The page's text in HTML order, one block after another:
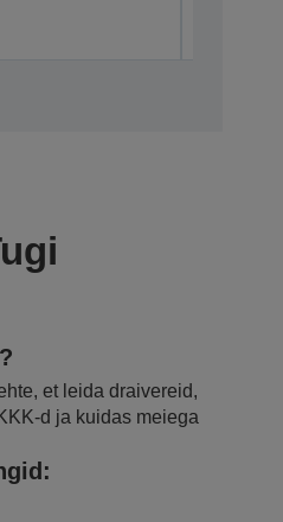
et leida draivereid,
d ja kuidas meiega